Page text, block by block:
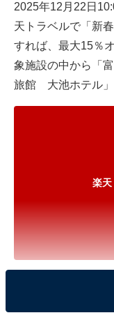
2025年12月22日
天トラベルで「新
すれば、最大15％
象施設の中から「
旅館 大池ホテル」
楽天
※以下のセール情
す。料金の変更、